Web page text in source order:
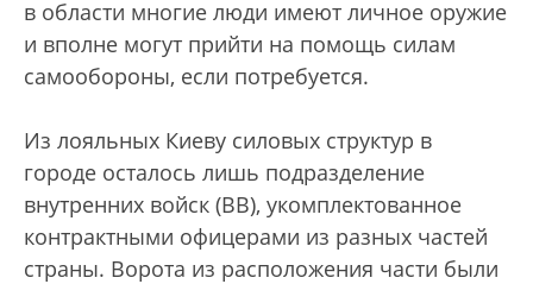
в области многие люди имеют личное оружие
и вполне могут прийти на помощь силам
самообороны, если потребуется.
Из лояльных Киеву силовых структур в
городе осталось лишь подразделение
внутренних войск (ВВ), укомплектованное
контрактными офицерами из разных частей
страны. Ворота из расположения части были